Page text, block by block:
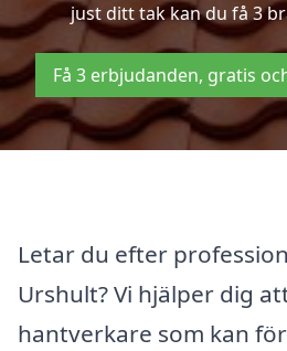
just ditt tak kan du få 3
Få 3 erbjudanden, gratis
Letar du efter
Urshult? Vi hjälper dig
hantverkare som kan